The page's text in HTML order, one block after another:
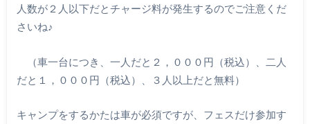
人数が２人以下だとチャージ料が発生するのでご注意くだ
さいね♪
（車一台につき、一人だと２，０００円（税込）、二人
だと１，０００円（税込）、３人以上だと無料）
キャンプをするかたは車が必須ですが、フェスだけ参加す